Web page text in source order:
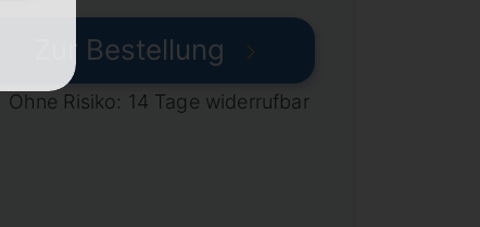
Zur Bestellung
Ohne Risiko: 14 Tage widerrufbar